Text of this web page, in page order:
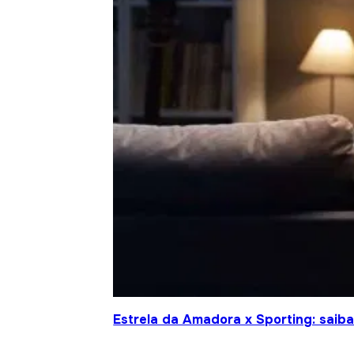
Estrela da Amadora x Sporting: